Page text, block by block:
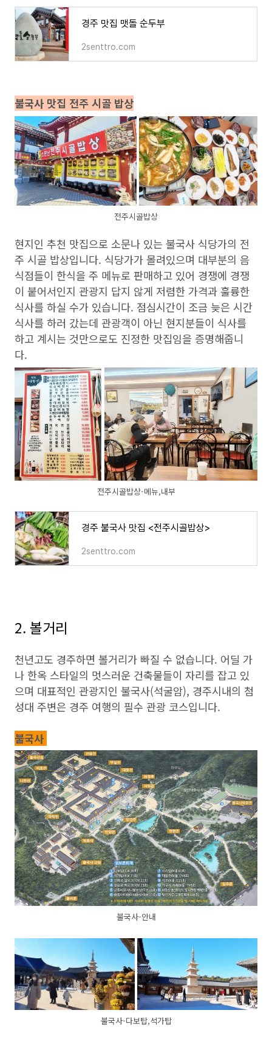
경주 맛집 맷돌 순두부
2senttro.com
불국사 맛집 전주 시골 밥상
전주시골밥상
현지인 추천 맛집으로 소문나 있는 불국사 식당가의 전
주 시골 밥상입니다. 식당가가 몰려있으며 대부분의 음
식점들이 한식을 주 메뉴로 판매하고 있어 경쟁에 경쟁
이 붙어서인지 관광지 답지 않게 저렴한 가격과 훌륭한
식사를 하실 수가 있습니다. 점심시간이 조금 늦은 시간
식사를 하러 갔는데 관광객이 아닌 현지분들이 식사를
하고 계시는 것만으로도 진정한 맛집임을 증명해줍니
다.
전주시골밥상-메뉴,내부
경주 불국사 맛집 <전주시골밥상>
2senttro.com
2. 볼거리
천년고도 경주하면 볼거리가 빠질 수 없습니다. 어딜 가
나 한옥 스타일의 멋스러운 건축물들이 자리를 잡고 있
으며 대표적인 관광지인 불국사(석굴암), 경주시내의 첨
성대 주변은 경주 여행의 필수 관광 코스입니다.
불국사
불국사-안내
불국사-다보탑,석가탑